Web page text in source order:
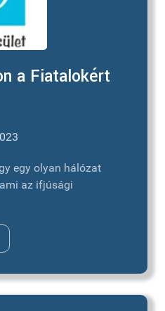
a Fiatalokért
egy olyan hálózat
az ifjúsági